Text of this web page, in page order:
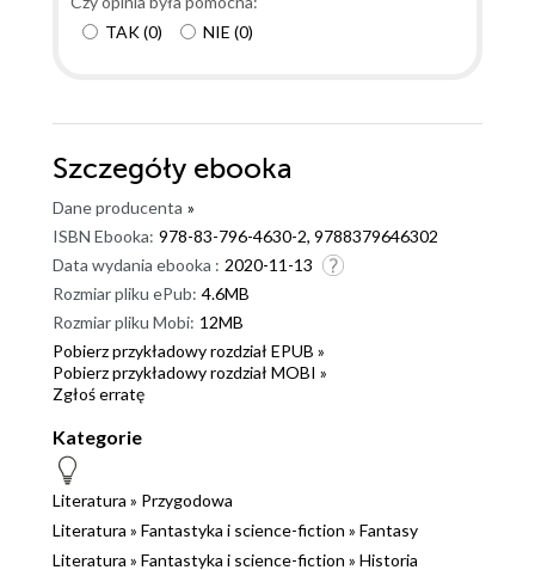
TAK(0) NIE (0)
Szczegóły ebooka
Dane producenta »
ISBN Ebooka: 978-83-796-4630-2, 9788379646302
Data wydania ebooka : 2020-11-13
Rozmiar pliku ePub: 4.6MB
Rozmiar pliku Mobi: 12MB
Pobierz przykładowy rozdział EPUB »
Pobierz przykładowy rozdział MOBI »
Zgłoś erratę
Kategorie
Literatura » Przygodowa
Literatura » Fantastyka i science-fiction » Fantasy
Literatura » Fantastyka i science-fiction » Historia